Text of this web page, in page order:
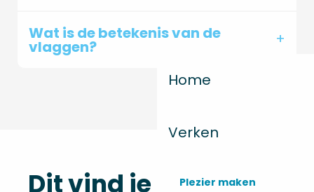
Home
Verken
Plezier maken
Wat is de betekenis van de
vlaggen?
Dit vind je misschien